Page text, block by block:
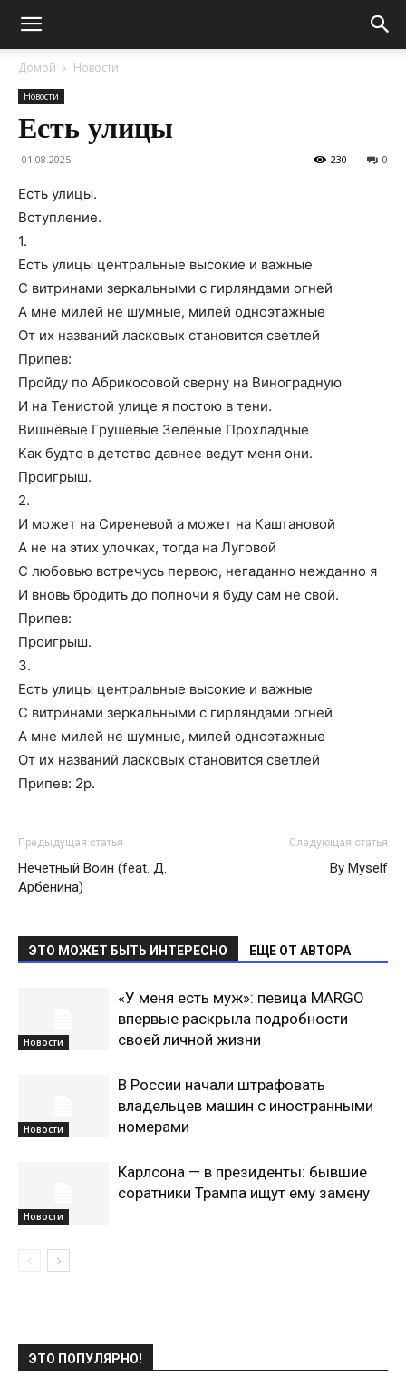
Домой Новости
Новости
Есть улицы
01.08.2025 0
230
Есть улицы.
Вступление.
1.
Есть улицы центральные высокие и важные
С витринами зеркальными с гирляндами огней
А мне милей не шумные, милей одноэтажные
От их названий ласковых становится светлей
Припев:
Пройду по Абрикосовой сверну на Виноградную
И на Тенистой улице я постою в тени.
Вишнёвые Грушёвые Зелёные Прохладные
Как будто в детство давнее ведут меня они.
Проигрыш.
2.
И может на Сиреневой а может на Каштановой
А не на этих улочках, тогда на Луговой
С любовью встречусь первою, негаданно нежданно я
И вновь бродить до полночи я буду сам не свой.
Припев:
Проигрыш.
3.
Есть улицы центральные высокие и важные
С витринами зеркальными с гирляндами огней
А мне милей не шумные, милей одноэтажные
От их названий ласковых становится светлей
Припев: 2р.
Предыдущая статья
Нечетный Воин (feat. Д.
Арбенина)
Следующая статья
By Myself
ЭТО МОЖЕТ БЫТЬ ИНТЕРЕСНО ЕЩЕ ОТ АВТОРА
Новости
«У меня есть муж»: певица MARGO
впервые раскрыла подробности
своей личной жизни
Новости
В России начали штрафовать
владельцев машин с иностранными
номерами
Новости
Карлсона — в президенты: бывшие
соратники Трампа ищут ему замену
ЭТО ПОПУЛЯРНО!